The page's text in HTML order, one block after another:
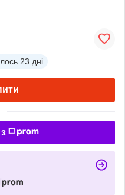
23 дні